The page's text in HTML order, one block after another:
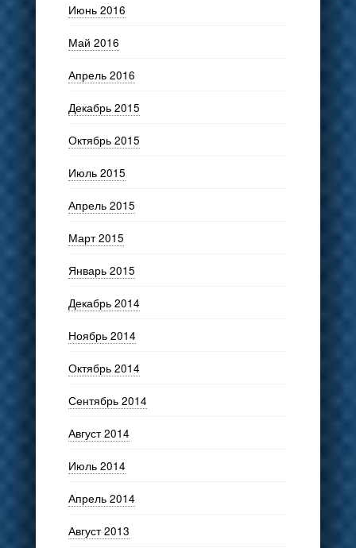
Июнь 2016
Май 2016
Апрель 2016
Декабрь 2015
Октябрь 2015
Июль 2015
Апрель 2015
Март 2015
Январь 2015
Декабрь 2014
Ноябрь 2014
Октябрь 2014
Сентябрь 2014
Август 2014
Июль 2014
Апрель 2014
Август 2013